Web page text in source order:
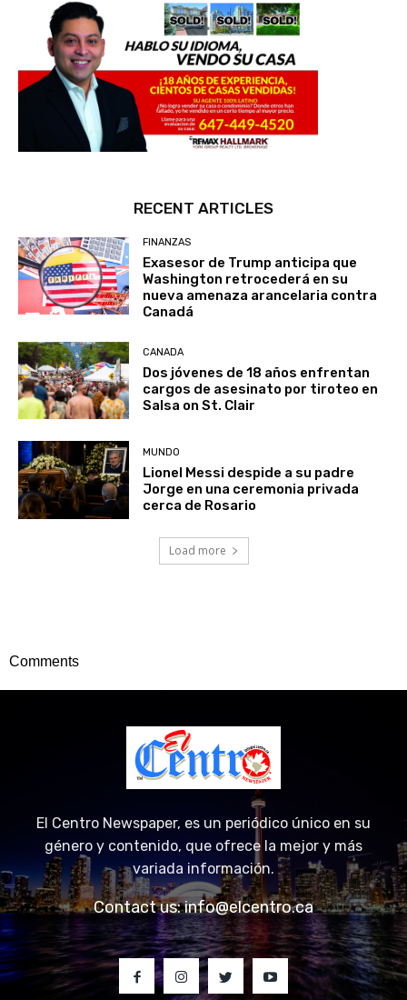
RECENT ARTICLES
FINANZAS
Exasesor de Trump anticipa que
Washington retrocederá en su
nueva amenaza arancelaria contra
Canadá
CANADA
Dos jóvenes de 18 años enfrentan
cargos de asesinato por tiroteo en
Salsa on St. Clair
MUNDO
Lionel Messi despide a su padre
Jorge en una ceremonia privada
cerca de Rosario
Load more
Comments
El Centro Newspaper, es un periódico único en su
género y contenido, que ofrece la mejor y más
variada información.
Contact us:info@elcentro.ca